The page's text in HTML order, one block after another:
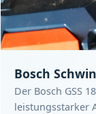
Bosch
Der Bosch GSS
leistungsstarker